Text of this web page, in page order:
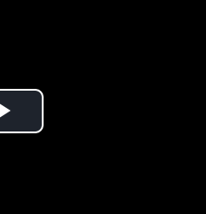
Play Video